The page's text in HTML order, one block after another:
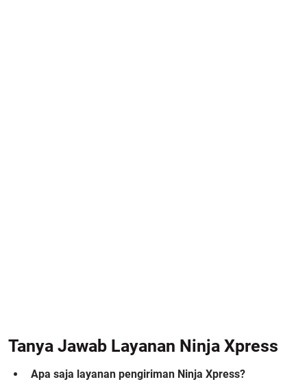
Tanya Jawab Layanan Ninja Xpress
Apa saja layanan pengiriman Ninja Xpress?